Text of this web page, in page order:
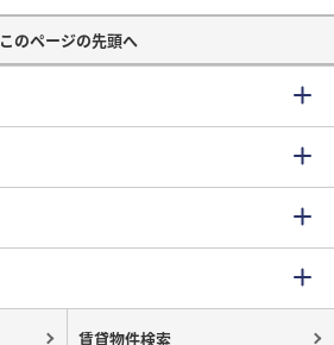
このページの先頭へ
賃貸物件検索